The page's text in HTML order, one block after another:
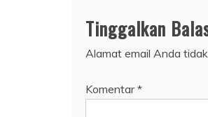
Tinggalkan
Alamat email Anda
Komentar*